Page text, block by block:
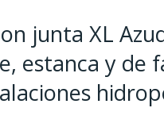
junta XL
estanca y de